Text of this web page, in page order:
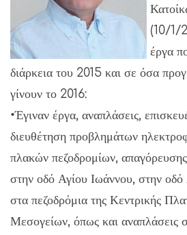
(10/1/
έργα
διάρκεια του 2015 και σε όσα
γίνουν το 2016:
•Έγιναν έργα, αναπλάσεις,
διευθέτηση προβλημάτων
πλακών πεζοδρομίων,
στην οδό Αγίου Ιωάννου, στην
στα πεζοδρόμια της Κεντρικής
Μεσογείων, όπως και αναπλάσεις